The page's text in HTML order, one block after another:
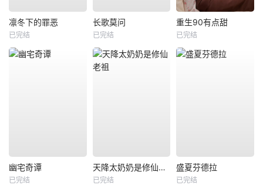
凛冬下的罪恶
已完结
长歌莫问
已完结
重生90有点甜
已完结
幽宅奇谭
已完结
天降太奶奶是修仙老祖
已完结
盛夏芬德拉
已完结